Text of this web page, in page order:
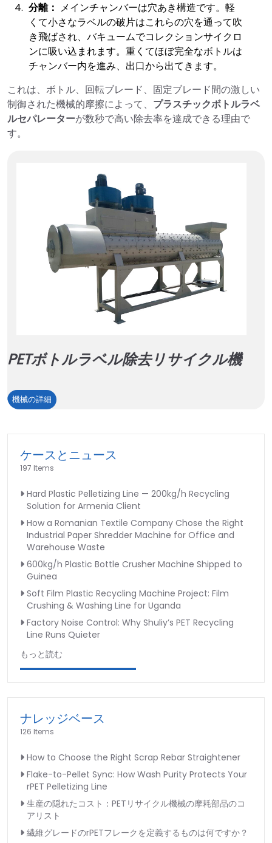
分離： メインチャンバーは穴あき構造です。軽
くて小さなラベルの破片はこれらの穴を通って吹
き飛ばされ、バキュームでコレクションサイクロ
ンに吸い込まれます。重くてほぼ完全なボトルは
チャンバー内を進み、出口から出てきます。
これは、ボトル、回転ブレード、固定ブレード間の激しい
制御された機械的摩擦によって、 プラスチックボトルラベ
ルセパレーターが数秒で高い除去率を達成できる理由で
す。
PETボトルラベル除去リサイクル機
機械の詳細 PET
ラ
ベ
リ
サ
イ
ク
ル
機
ケースとニュース
197 Items
Hard Plastic Pelletizing Line — 200kg/h Recycling
Solution for Armenia Client
How a Romanian Textile Company Chose the Right
Industrial Paper Shredder Machine for Office and
Warehouse Waste
600kg/h Plastic Bottle Crusher Machine Shipped to
Guinea
Soft Film Plastic Recycling Machine Project: Film
Crushing & Washing Line for Uganda
Factory Noise Control: Why Shuliy’s PET Recycling
Line Runs Quieter
もっと読む
ナレッジベース
126 Items
How to Choose the Right Scrap Rebar Straightener
Flake-to-Pellet Sync: How Wash Purity Protects Your
rPET Pelletizing Line
生産の隠れたコスト：PETリサイクル機械の摩耗部品のコ
アリスト
繊維グレードのrPETフレークを定義するものは何ですか？